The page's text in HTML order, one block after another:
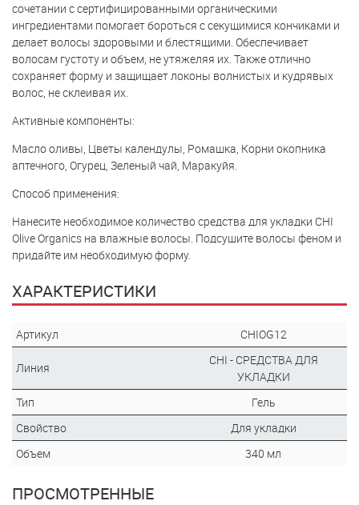
сочетании с сертифицированными органическими
ингредиентами помогает бороться с секущимися кончиками и
делает волосы здоровыми и блестящими. Обеспечивает
волосам густоту и объем, не утяжеляя их. Также отлично
сохраняет форму и защищает локоны волнистых и кудрявых
волос, не склеивая их.
Активные компоненты:
Масло оливы, Цветы календулы, Ромашка, Корни окопника
аптечного, Огурец, Зеленый чай, Маракуйя.
Способ применения:
Нанесите необходимое количество средства для укладки CHI
Olive Organics на влажные волосы. Подсушите волосы феном и
придайте им необходимую форму.
ХАРАКТЕРИСТИКИ
Артикул CHIOG12
Линия
CHI - СРЕДСТВА ДЛЯ
УКЛАДКИ
Тип
Гель
Свойство
Для укладки
Объем
340 мл
ПРОСМОТРЕННЫЕ